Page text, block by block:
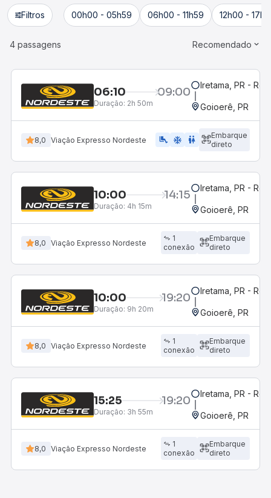
Filtros 00h00 - 05h59 06h00 - 11h59 12h00 -
4 passagens Recomendado
06:10 09:00
Duração: 2h 50m
Iretama, PR -
Goioerê, PR
8,0 Viação Expresso Nordeste airline_seat_legroom_extra ac_unit WC
Embarque
direto
10:00 14:15
Duração: 4h 15m
Iretama, PR -
Goioerê, PR
8,0 Viação Expresso Nordeste
1
conexão
Embarque
direto
10:00 19:20
Duração: 9h 20m
Iretama, PR -
Goioerê, PR
8,0 Viação Expresso Nordeste
1
conexão
Embarque
direto
15:25 19:20
Duração: 3h 55m
Iretama, PR -
Goioerê, PR
8,0 Viação Expresso Nordeste
1
conexão
Embarque
direto